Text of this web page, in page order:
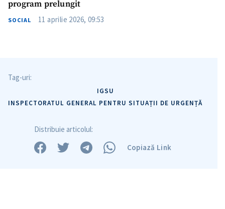
program prelungit
SOCIAL 11 aprilie 2026, 09:53
Tag-uri:
IGSU
INSPECTORATUL GENERAL PENTRU SITUAȚII DE URGENȚĂ
Distribuie articolul:
Copiază Link